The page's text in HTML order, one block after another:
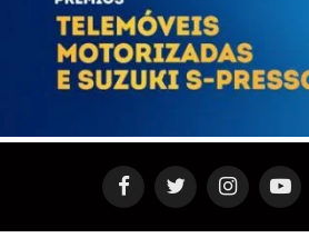
FacebookTwitterInstagram